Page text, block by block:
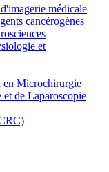
médicale
cancérogènes
et
en Microchirurgie
de Laparoscopie